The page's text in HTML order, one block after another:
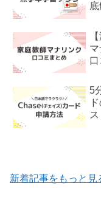
底
5
ス
新着記事をもっと見